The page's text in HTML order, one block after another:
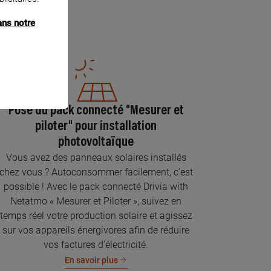
Pose du pack connecté "Mesurer et
piloter" pour installation
photovoltaïque
Vous avez des panneaux solaires installés
chez vous ? Autoconsommer facilement, c’est
possible ! Avec le pack connecté Drivia with
Netatmo « Mesurer et Piloter », suivez en
temps réel votre production solaire et agissez
sur vos appareils énergivores afin de réduire
vos factures d’électricité.
En savoir plus
notre